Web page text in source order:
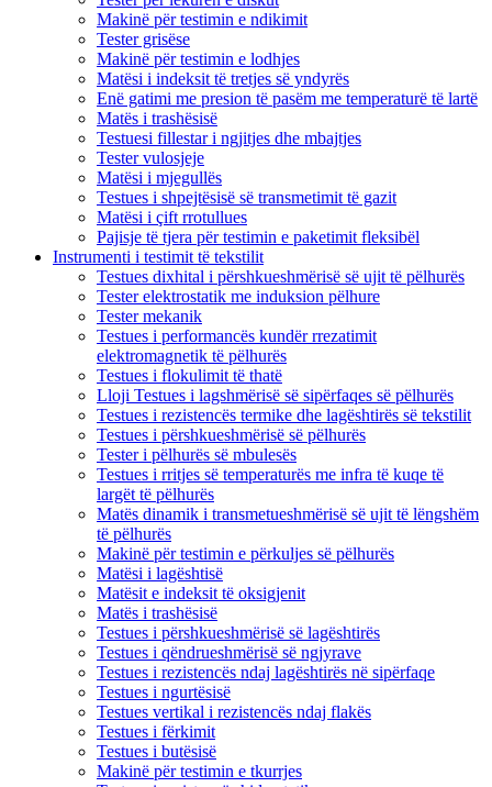
Makinë për testimin e ndikimit
Tester grisëse
Makinë për testimin e lodhjes
Matësi i indeksit të tretjes së yndyrës
Enë gatimi me presion të pasëm me temperaturë të lartë
Matës i trashësisë
Testuesi fillestar i ngjitjes dhe mbajtjes
Tester vulosjeje
Matësi i mjegullës
Testues i shpejtësisë së transmetimit të gazit
Matësi i çift rrotullues
Pajisje të tjera për testimin e paketimit fleksibël
Instrumenti i testimit të tekstilit
Testues dixhital i përshkueshmërisë së ujit të pëlhurës
Tester elektrostatik me induksion pëlhure
Tester mekanik
Testues i performancës kundër rrezatimit
elektromagnetik të pëlhurës
Testues i flokulimit të thatë
Lloji Testues i lagshmërisë së sipërfaqes së pëlhurës
Testues i rezistencës termike dhe lagështirës së tekstilit
Testues i përshkueshmërisë së pëlhurës
Tester i pëlhurës së mbulesës
Testues i rritjes së temperaturës me infra të kuqe të
largët të pëlhurës
Matës dinamik i transmetueshmërisë së ujit të lëngshëm
të pëlhurës
Makinë për testimin e përkuljes së pëlhurës
Matësi i lagështisë
Matësit e indeksit të oksigjenit
Matës i trashësisë
Testues i përshkueshmërisë së lagështirës
Testues i qëndrueshmërisë së ngjyrave
Testues i rezistencës ndaj lagështirës në sipërfaqe
Testues i ngurtësisë
Testues vertikal i rezistencës ndaj flakës
Testues i fërkimit
Testues i butësisë
Makinë për testimin e tkurrjes